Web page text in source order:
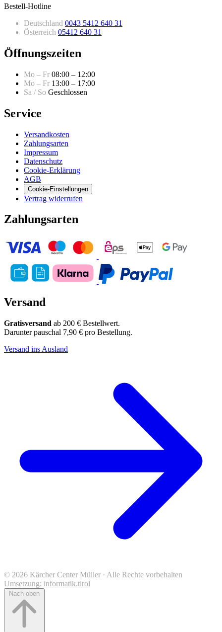
Bestell-Hotline
Deutschland 0043 5412 640 31
Österreich 05412 640 31
Öffnungszeiten
Mo – Fr 08:00 – 12:00
Mo – Fr 13:00 – 17:00
Sa / So Geschlossen
Service
Versandkosten
Zahlungsarten
Impressum
Datenschutz
Cookie-Erklärung
AGB
Cookie-Einstellungen
Vertrag widerrufen
Zahlungsarten
Versand
Gratisversand ab 200 € Bestellwert.
Darunter pauschal 7,90 € pro Bestellung.
Versand ins Ausland
© 2026 Kärcher Center Müller · Alle Rechte vorbehalten
Umsetzung: informatik.tirol
Nach oben